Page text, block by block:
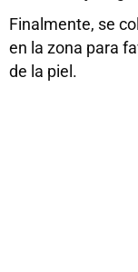
Finalmente, se
en la zona para
de la piel.